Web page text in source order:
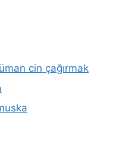
cin çağırmak